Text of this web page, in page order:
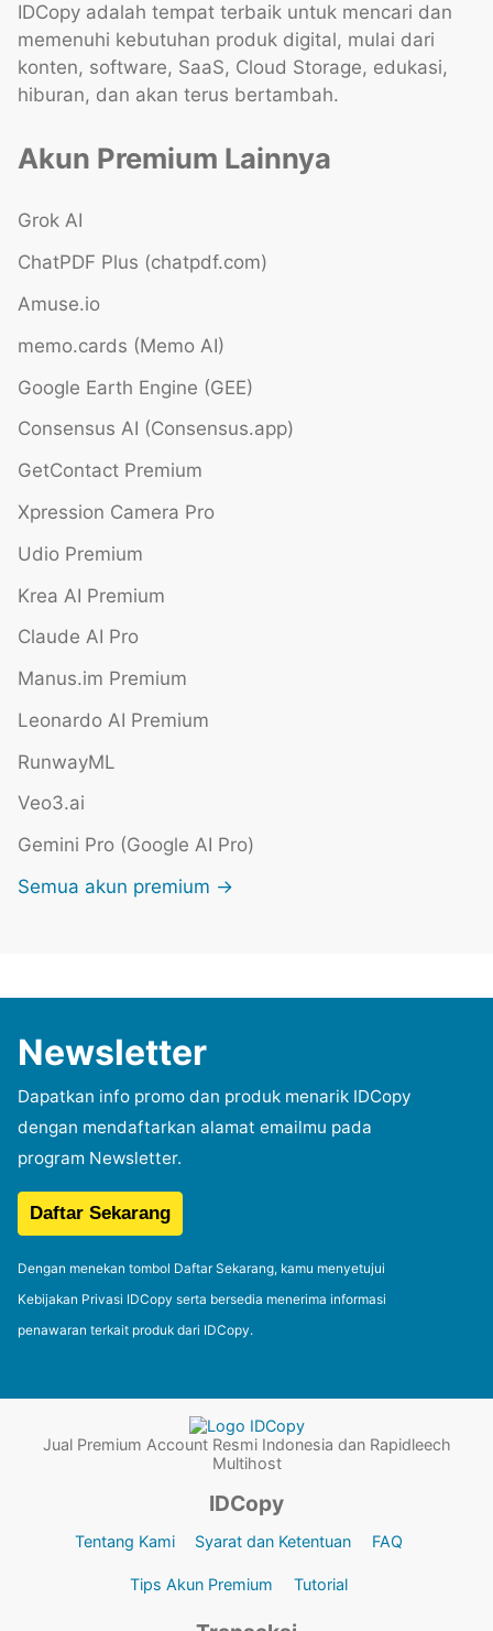
IDCopy adalah tempat terbaik untuk mencari dan
memenuhi kebutuhan produk digital, mulai dari
konten, software, SaaS, Cloud Storage, edukasi,
hiburan, dan akan terus bertambah.
Akun Premium Lainnya
Grok AI
ChatPDF Plus (chatpdf.com)
Amuse.io
memo.cards (Memo AI)
Google Earth Engine (GEE)
Consensus AI (Consensus.app)
GetContact Premium
Xpression Camera Pro
Udio Premium
Krea AI Premium
Claude AI Pro
Manus.im Premium
Leonardo AI Premium
RunwayML
Veo3.ai
Gemini Pro (Google AI Pro)
Semua akun premium →
Newsletter
Dapatkan info promo dan produk menarik IDCopy
dengan mendaftarkan alamat emailmu pada
program Newsletter.
Dengan menekan tombol Daftar Sekarang, kamu menyetujui
Kebijakan Privasi IDCopy serta bersedia menerima informasi
penawaran terkait produk dari IDCopy.
Jual Premium Account Resmi Indonesia dan Rapidleech
Multihost
IDCopy
Tentang Kami Syarat dan Ketentuan FAQ
Tips Akun Premium Tutorial